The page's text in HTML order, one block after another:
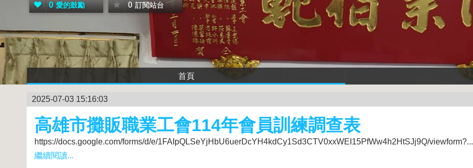
0 愛的鼓勵 0 訂閱站台
首頁
2025-07-03 15:16:03
高雄市攤販職業工會114年會員訓練調查表
https://docs.google.com/forms/d/e/1FAIpQLSeYjHbU6uerDcYH4kdCy1Sd3CTV0xxWEI15PfWw4h2HtSJj9Q/viewform?...
繼續閱讀...